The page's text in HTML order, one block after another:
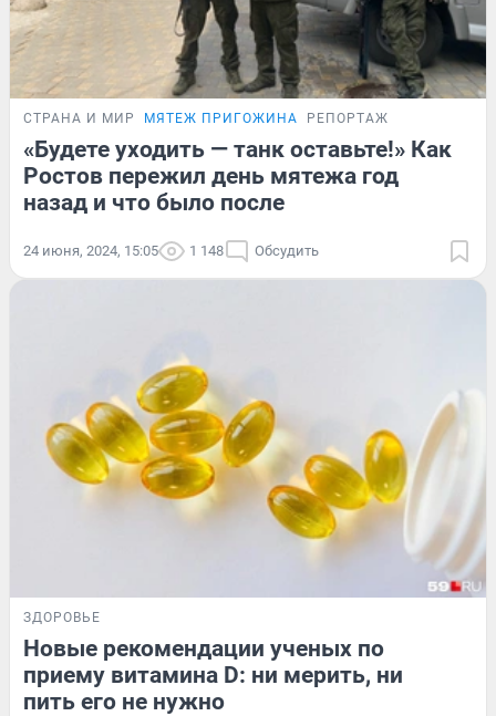
СТРАНА И МИР МЯТЕЖ ПРИГОЖИНА РЕПОРТАЖ
«Будете уходить — танк оставьте!» Как
Ростов пережил день мятежа год
назад и что было после
24 июня, 2024, 15:05 1 148 Обсудить
ЗДОРОВЬЕ
Новые рекомендации ученых по
приему витамина D: ни мерить, ни
пить его не нужно